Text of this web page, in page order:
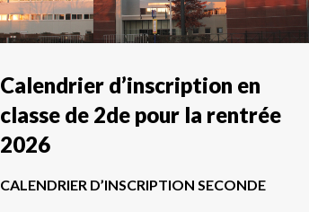
Calendrier d’inscription en
classe de 2de pour la rentrée
2026
CALENDRIER D’INSCRIPTION SECONDE